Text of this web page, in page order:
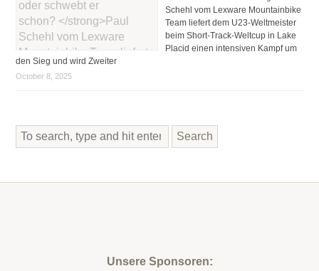
Schehl vom Lexware Mountainbike
Team liefert dem U23-Weltmeister
beim Short-Track-Weltcup in Lake
Placid einen intensiven Kampf um
den Sieg und wird Zweiter
October 8, 2025
Search
Unsere Sponsoren: